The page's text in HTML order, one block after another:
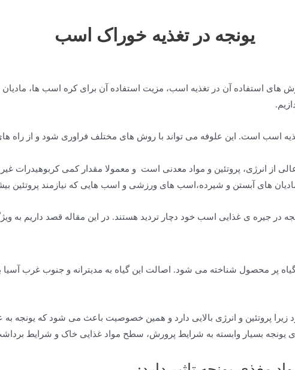
یونجه در تغذیه خوراک اسب
های استفاده آن در تغذیه اسب، مزیت استفاده آن برای کره اسب ها،
اسب است. این علوفه می تواند با روش های مختلف فراوری شود و از راه
عالی از انرژی، پروتئین و مواد معدنی است و معمولا مقدار کمی کربوهیدرات
های آبستن و شیرده،اسب های ورزشی و اسب هایی که نیازمند پروتئین
در جیره ی غذایی اسب خود دچار تردید هستند. در این مقاله قصد داریم به
پر محصول شناخته می شود. اصالت این گیاه به مدیترانه و جنوب غرب آسیا
زیرا پروتئین و انرژی بالایی دارد و همین خصوصیت باعث می شود که یونجه به
یونجه بسیار وابسته به شرایط پرورش، سطح مواد غذایی خاک و شرایط